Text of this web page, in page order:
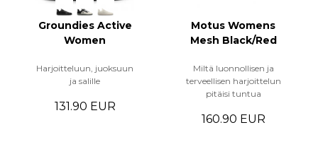
Groundies Active
Women
Harjoitteluun, juoksuun
ja salille
131.90 EUR
Motus Womens
Mesh Black/Red
Miltä luonnollisen ja
terveellisen harjoittelun
pitäisi tuntua
160.90 EUR